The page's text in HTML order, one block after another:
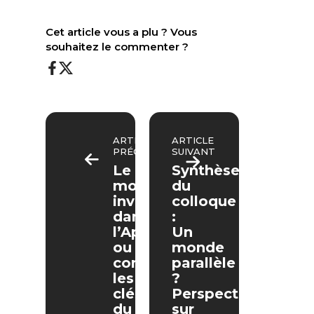
Cet article vous a plu ? Vous
souhaitez le commenter ?
ARTICLE
PRÉCÉDENT
Le
monde
invisible
dans
l’Apocalypse
ou
comment
les
clés
du
ARTICLE
SUIVANT
Synthèse
du
colloque
:
Un
monde
parallèle
?
Perspectives
sur